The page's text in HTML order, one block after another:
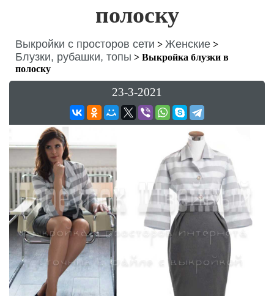
полоску
Выкройки с просторов сети > Женские >
Блузки, рубашки, топы > Выкройка блузки в
полоску
23-3-2021